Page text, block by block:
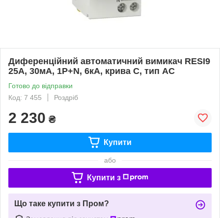
Диференційний автоматичний вимикач RESI9
25А, 30мA, 1P+N, 6кA, крива С, тип АС
Готово до відправки
Код: 7 455
Роздріб
2 230 ₴
Купити
або
Купити з
Що таке купити з Пром?